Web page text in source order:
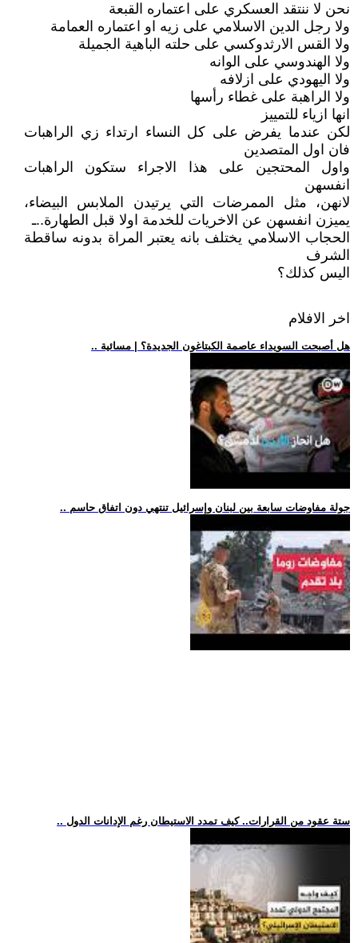
نحن لا ننتقد العسكري على اعتماره القبعة
ولا رجل الدين الاسلامي على زيه او اعتماره العمامة
ولا القس الارثدوكسي على حلته الباهية الجميلة
ولا الهندوسي على الوانه
ولا اليهودي على ازلافه
ولا الراهبة على غطاء رأسها
انها ازياء للتمييز
لكن عندما يفرض على كل النساء ارتداء زي الراهبات
فان اول المتصدين
واول المحتجين على هذا الاجراء ستكون الراهبات
انفسهن
لانهن، مثل الممرضات التي يرتيدن الملابس البيضاء،
يميزن انفسهن عن الاخريات للخدمة اولا قبل الطهارة..ـ
الحجاب الاسلامي يختلف بانه يعتبر المراة بدونه ساقطة
الشرف
اليس كذلك؟
اخر الافلام
.. هل أصبحت السويداء عاصمة الكبتاغون الجديدة؟ | مسائية
.. جولة مفاوضات سابعة بين لبنان وإسرائيل تنتهي دون اتفاق حاسم
.. ستة عقود من القرارات.. كيف تمدد الاستيطان رغم الإدانات الدول